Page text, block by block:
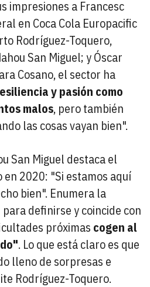
impresiones a Francesc
en Coca Cola Europacific
Rodríguez-Toquero,
San Miguel; y Óscar
Cosano, el sector ha
y pasión como
malos, pero también
las cosas vayan bien".
San Miguel destaca el
2020: "Si estamos aquí
bien". Enumera la
definirse y coincide con
próximas cogen al
. Lo que está claro es que
lleno de sorpresas e
Rodríguez-Toquero.